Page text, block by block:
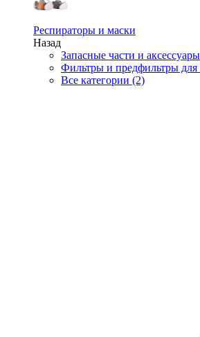
Респираторы и маски
Назад
Запасные части и аксессуары
Фильтры и предфильтры для
Все категории (2)